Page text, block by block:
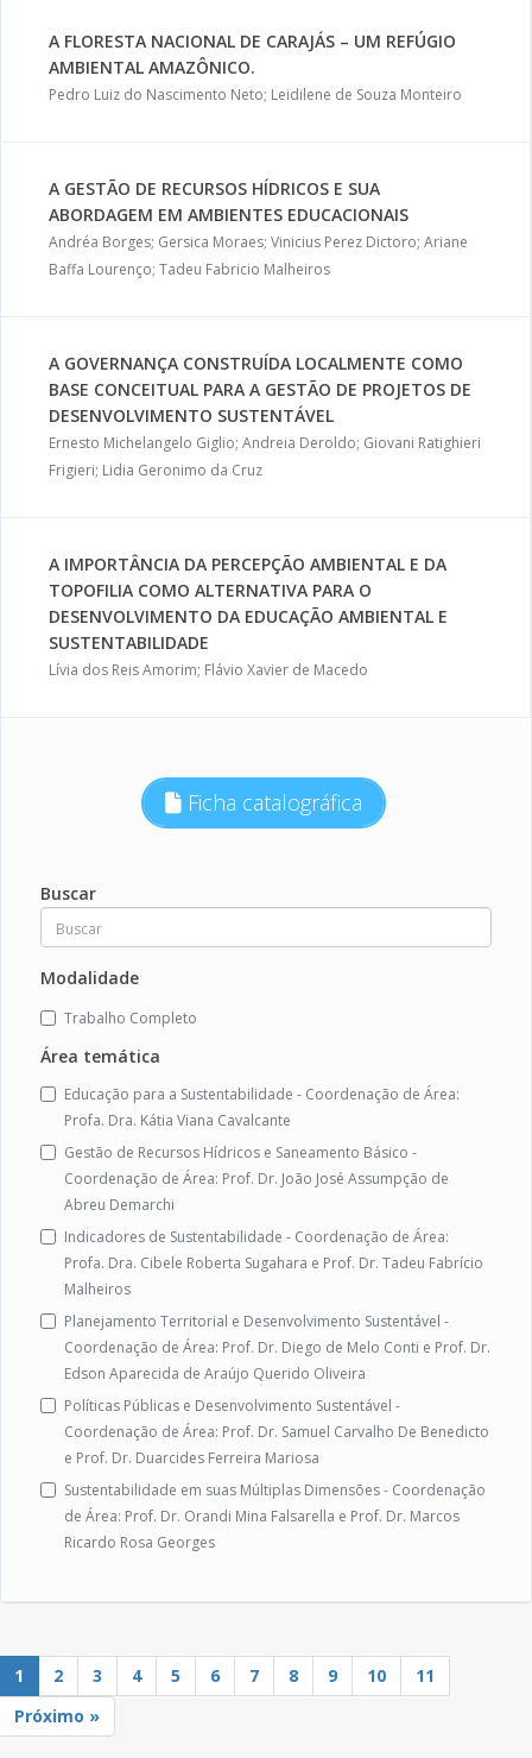
A FLORESTA NACIONAL DE CARAJÁS – UM REFÚGIO
AMBIENTAL AMAZÔNICO.
Pedro Luiz do Nascimento Neto; Leidilene de Souza Monteiro
A GESTÃO DE RECURSOS HÍDRICOS E SUA
ABORDAGEM EM AMBIENTES EDUCACIONAIS
Andréa Borges; Gersica Moraes; Vinicius Perez Dictoro; Ariane
Baffa Lourenço; Tadeu Fabricio Malheiros
A GOVERNANÇA CONSTRUÍDA LOCALMENTE COMO
BASE CONCEITUAL PARA A GESTÃO DE PROJETOS DE
DESENVOLVIMENTO SUSTENTÁVEL
Ernesto Michelangelo Giglio; Andreia Deroldo; Giovani Ratighieri
Frigieri; Lidia Geronimo da Cruz
A IMPORTÂNCIA DA PERCEPÇÃO AMBIENTAL E DA
TOPOFILIA COMO ALTERNATIVA PARA O
DESENVOLVIMENTO DA EDUCAÇÃO AMBIENTAL E
SUSTENTABILIDADE
Lívia dos Reis Amorim; Flávio Xavier de Macedo
Ficha catalográfica
Buscar
Modalidade
Trabalho Completo
Área temática
Educação para a Sustentabilidade - Coordenação de Área:
Profa. Dra. Kátia Viana Cavalcante
Gestão de Recursos Hídricos e Saneamento Básico -
Coordenação de Área: Prof. Dr. João José Assumpção de
Abreu Demarchi
Indicadores de Sustentabilidade - Coordenação de Área:
Profa. Dra. Cibele Roberta Sugahara e Prof. Dr. Tadeu Fabrício
Malheiros
Planejamento Territorial e Desenvolvimento Sustentável -
Coordenação de Área: Prof. Dr. Diego de Melo Conti e Prof. Dr.
Edson Aparecida de Araújo Querido Oliveira
Políticas Públicas e Desenvolvimento Sustentável -
Coordenação de Área: Prof. Dr. Samuel Carvalho De Benedicto
e Prof. Dr. Duarcides Ferreira Mariosa
Sustentabilidade em suas Múltiplas Dimensões - Coordenação
de Área: Prof. Dr. Orandi Mina Falsarella e Prof. Dr. Marcos
Ricardo Rosa Georges
1 2 3 4 5 6 7 8 9 10
11
Próximo »